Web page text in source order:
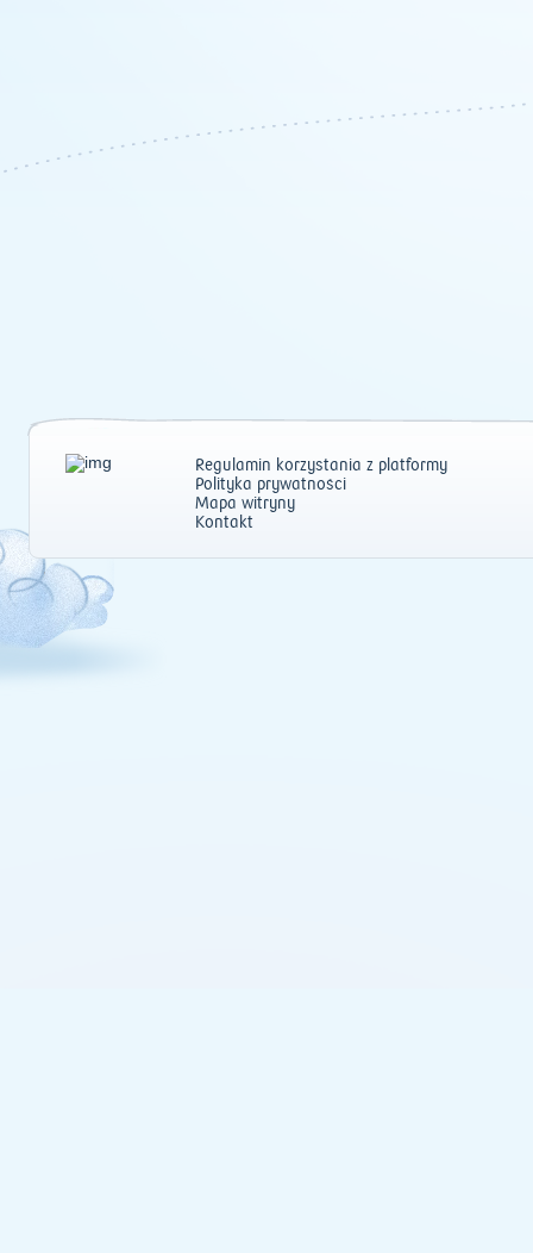
Regulamin korzystania z platformy
Polityka prywatności
Mapa witryny
Kontakt